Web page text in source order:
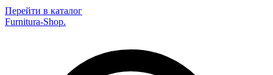
Перейти в каталог
Furnitura-Shop.